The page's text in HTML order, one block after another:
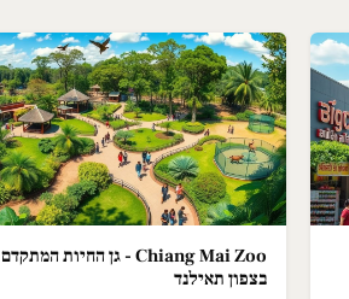
Chiang Mai Zoo - גן החיות המתקדם
בצפון תאילנד